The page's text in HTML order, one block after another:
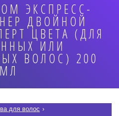
ЭКСПРЕСС-
ДВОЙНОЙ
ЦВЕТА (ДЛЯ
ИЛИ
ВОЛОС) 200
МЛ
для волос ›